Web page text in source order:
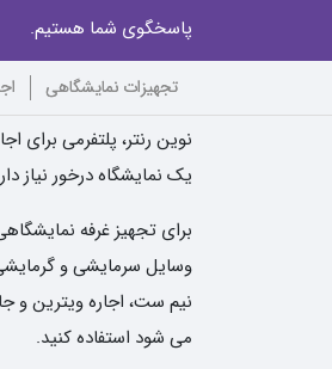
پاسخگوی شما هستیم.
تجهیزات نمایشگاهی
نوین رنتر، پلتفرمی برای
یک نمایشگاه درخور نیاز
برای تجهیز غرفه
وسایل سرمایشی و
نیم ست، اجاره ویترین و
می شود استفاده کنید.